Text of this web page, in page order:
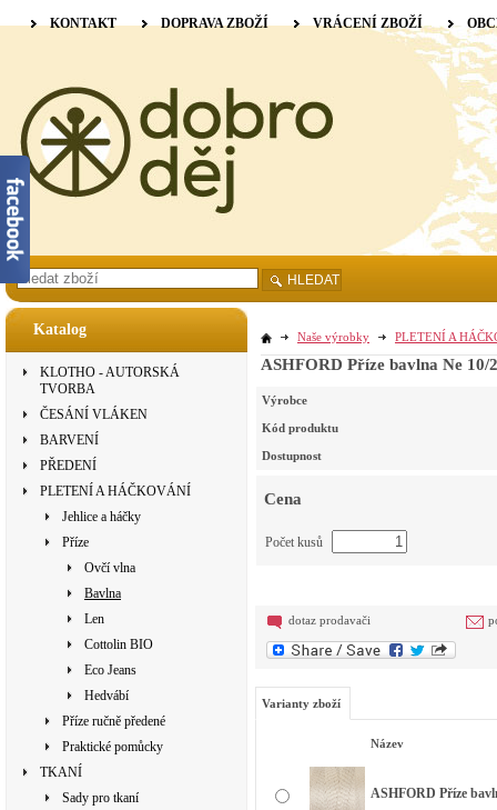
Katalog
KLOTHO - AUTORSKÁ
TVORBA
ČESÁNÍ VLÁKEN
BARVENÍ
PŘEDENÍ
PLETENÍ A HÁČKOVÁNÍ
Jehlice a háčky
Příze
Ovčí vlna
Bavlna
Len
Cottolin BIO
Eco Jeans
Hedvábí
Příze ručně předené
Praktické pomůcky
TKANÍ
Sady pro tkaní
Naše výrobky PLETENÍ A
ASHFORD Příze bavlna Ne
Výrobce
Kód produktu
Dostupnost
Cena
Počet kusů
dotaz prodavači
Varianty zboží
Název
ASHFORD Příze
KONTAKT DOPRAVA ZBOŽÍ VRÁCENÍ ZBOŽÍ
HLEDAT